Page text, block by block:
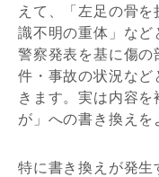
えて、「左足の骨
識不明の重体」など
警察発表を基に傷
件・事故の状況な
きます。実は内容
が」への書き換えを
特に書き換えが発